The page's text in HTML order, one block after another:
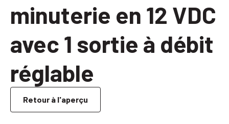
minuterie en 12 VDC
avec 1 sortie à débit
réglable
Retour à l'aperçu